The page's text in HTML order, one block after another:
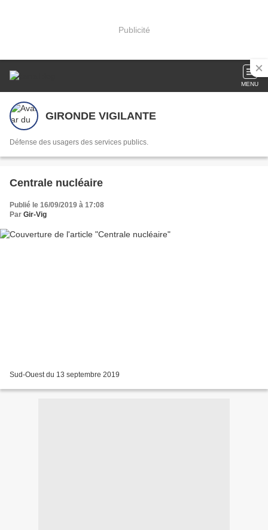
Publicité
MENU
GIRONDE VIGILANTE
Défense des usagers des services publics.
Centrale nucléaire
Publié le 16/09/2019 à 17:08
Par Gir-Vig
Sud-Ouest du 13 septembre 2019